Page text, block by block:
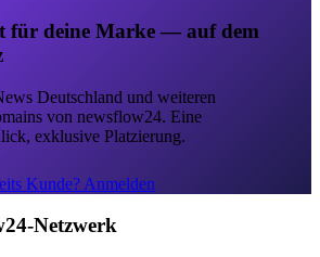
für deine Marke — auf dem
Deutschland und weiteren
von newsflow24. Eine
exklusive Platzierung.
Kunde? Anmelden
Netzwerk